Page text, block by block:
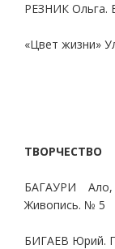
РЕЗНИК Ольга.
«Цвет жизни»
ТВОРЧЕСТВО
БАГАУРИ
Живопись. № 5
БИГАЕВ Юрий.